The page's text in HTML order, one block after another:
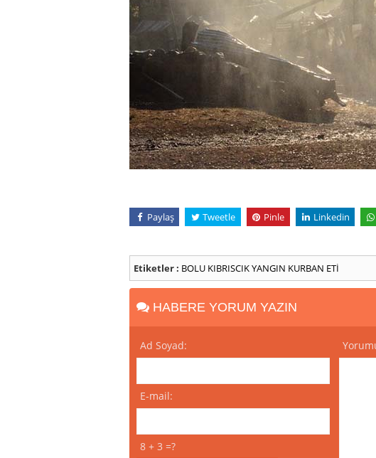
Paylaş Tweetle Pinle Linkedin
Etiketler : BOLU KIBRISCIKYANGIN KURBAN ETİ
HABERE YORUM YAZIN
Ad Soyad:
E-mail:
8 + 3 =?